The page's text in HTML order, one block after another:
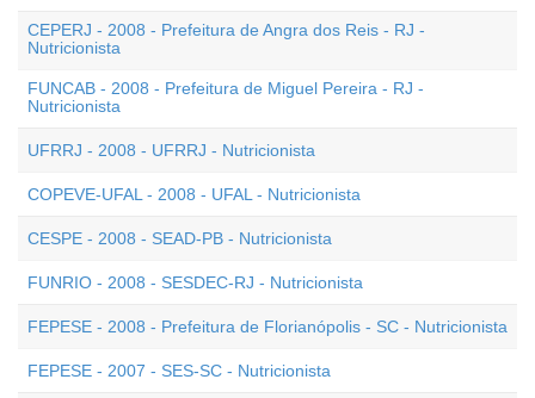
CEPERJ - 2008 - Prefeitura de Angra dos Reis - RJ -
Nutricionista
FUNCAB - 2008 - Prefeitura de Miguel Pereira - RJ -
Nutricionista
UFRRJ - 2008 - UFRRJ - Nutricionista
COPEVE-UFAL - 2008 - UFAL - Nutricionista
CESPE - 2008 - SEAD-PB - Nutricionista
FUNRIO - 2008 - SESDEC-RJ - Nutricionista
FEPESE - 2008 - Prefeitura de Florianópolis - SC - Nutricionista
FEPESE - 2007 - SES-SC - Nutricionista